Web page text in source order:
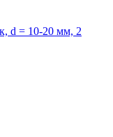
d = 10-20 мм, 2